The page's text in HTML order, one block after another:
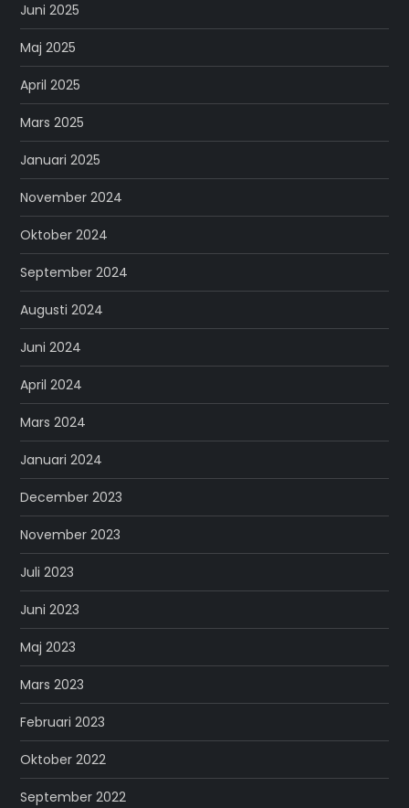
Juni 2025
Maj 2025
April 2025
Mars 2025
Januari 2025
November 2024
Oktober 2024
September 2024
Augusti 2024
Juni 2024
April 2024
Mars 2024
Januari 2024
December 2023
November 2023
Juli 2023
Juni 2023
Maj 2023
Mars 2023
Februari 2023
Oktober 2022
September 2022